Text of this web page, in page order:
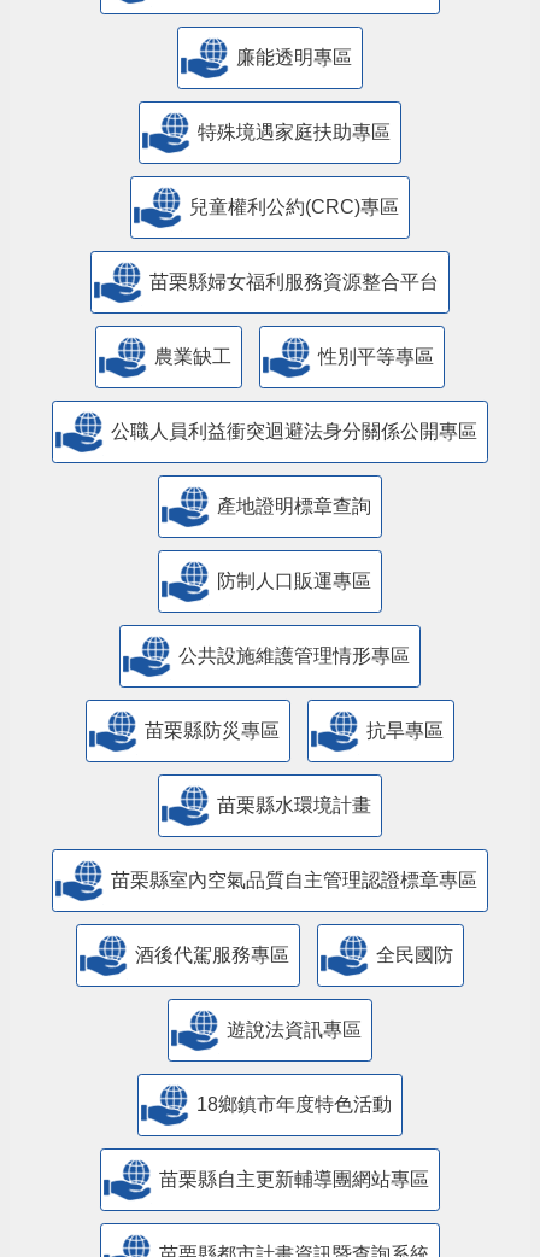
廉能透明專區
特殊境遇家庭扶助專區
兒童權利公約(CRC)專區
苗栗縣婦女福利服務資源整合平台
農業缺工 性別平等專區
公職人員利益衝突迴避法身分關係公開專區
產地證明標章查詢
防制人口販運專區
​公共設施維護管理情形專區
苗栗縣防災專區 抗旱專區
苗栗縣水環境計畫
苗栗縣室內空氣品質自主管理認證標章專區
酒後代駕服務專區 全民國防
遊說法資訊專區
18鄉鎮市年度特色活動
苗栗縣自主更新輔導團網站專區